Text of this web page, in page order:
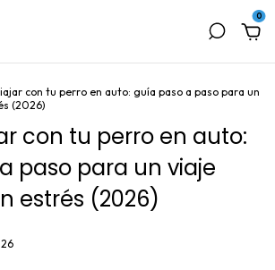
0
con tu perro en auto: guía paso a paso para un
(2026)
con tu perro en auto:
paso para un viaje
estrés (2026)